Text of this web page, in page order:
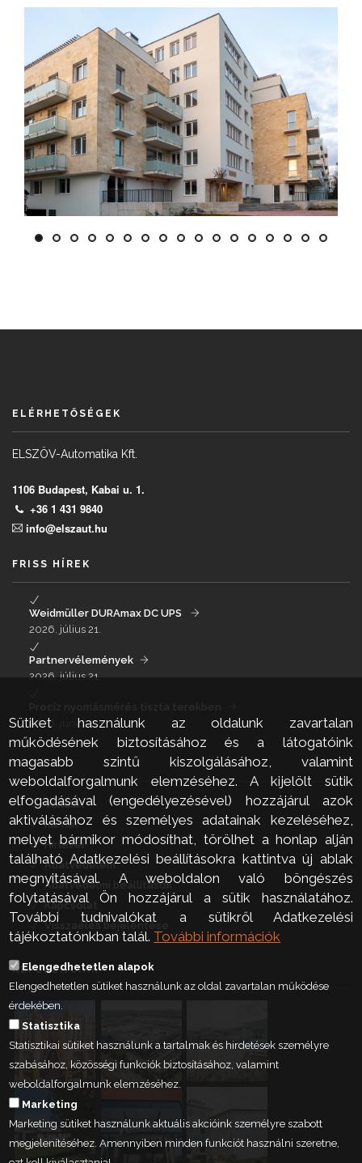
ELÉRHETŐSÉGEK
ELSZÖV-Automatika Kft.
1106 Budapest, Kabai u. 1.
+36 1 431 9840
info@elszaut.hu
FRISS HÍREK
Weidmüller DURAmax DC UPS
2026. július 21.
Partnervélemények
2026. július 21.
2026. június 24.
LINKEK
Vállalat
Karrier
Hírlevél
Adatvédelem
Adatvédelmi beállítások
Kapcsolat
Visszaélés bejelentése
REFERENCIÁK
Sütiket használunk az oldalunk zavartalan
működésének biztosításához és a látogatóink
magasabb szintű kiszolgálásához, valamint
weboldalforgalmunk elemzéséhez. A kijelölt sütik
elfogadásával (engedélyezésével) hozzájárul azok
aktiválásához és személyes adatainak kezeléséhez,
melyet bármikor módosíthat, törölhet a honlap alján
található Adatkezelési beállításokra kattintva új ablak
megnyitásával. A weboldalon való böngészés
folytatásával Ön hozzájárul a sütik használatához.
További tudnivalókat a sütikről Adatkezelési
tájékoztatónkban talál. További információk
Elengedhetetlen alapok
Elengedhetetlen sütiket használunk az oldal zavartalan működése
érdekében.
Statisztika
Statisztikai sütiket használunk a tartalmak és hirdetések személyre
szabásához, közösségi funkciók biztosításához, valamint
weboldalforgalmunk elemzéséhez.
Marketing
Marketing sütiket használunk aktuális akcióink személyre szabott
megjelenítéséhez. Amennyiben minden funkciót használni szeretne,